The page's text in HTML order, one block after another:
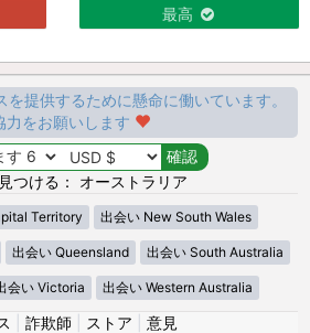
最高
提供するために懸命に働いています。
力をお願いします
つける： オーストラリア
Territory 出会い New South Wales
出会い Queensland 出会い South Australia
会い Victoria 出会い Western Australia
詐欺師 ストア
意見